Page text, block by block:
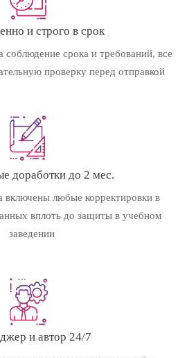
и строго в срок
соблюдение срока и требований, все
проверку перед отправкой
доработки до 2 мес.
включены любые корректировки в
вплоть до защиты в учебном
заведении
и автор 24/7